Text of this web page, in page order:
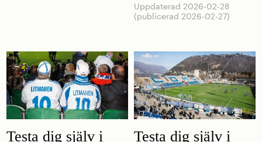
Uppdaterad 2026-02-28
(publicerad 2026-02-27)
Testa dig själv i
Testa dig själv i